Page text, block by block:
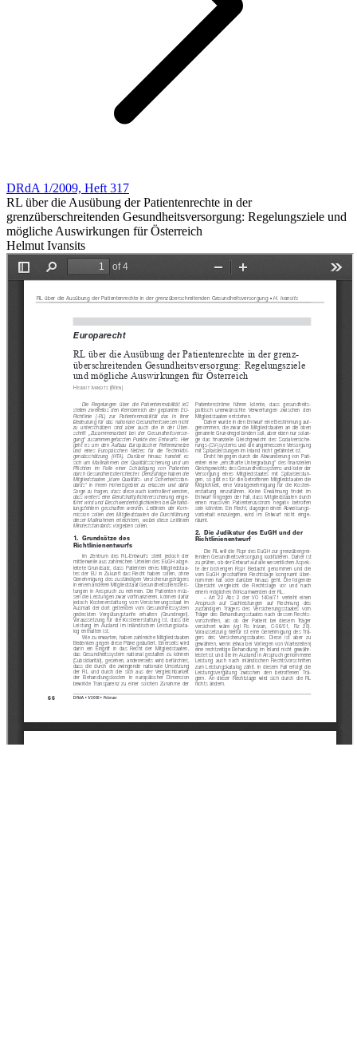
DRdA 1/2009, Heft 317
RL über die Ausübung der Patientenrechte in der
grenzüberschreitenden Gesundheitsversorgung: Regelungsziele und
mögliche Auswirkungen für Österreich
Helmut Ivansits